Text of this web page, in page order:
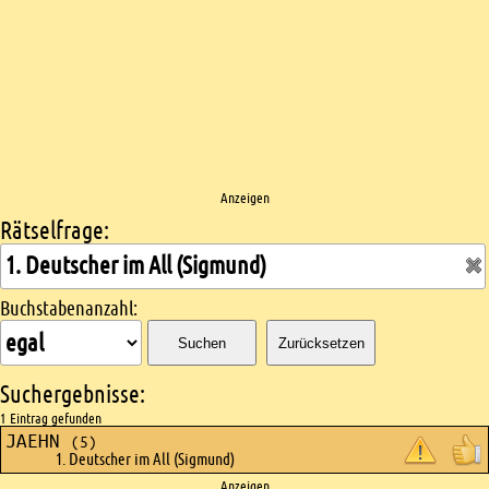
Anzeigen
Kreuzworträtsel suchen
Rätselfrage:
Buchstabenanzahl:
Suchen Zurücksetzen
Suchergebnisse:
1 Eintrag gefunden
JAEHN (5)
1. Deutscher im All (Sigmund)